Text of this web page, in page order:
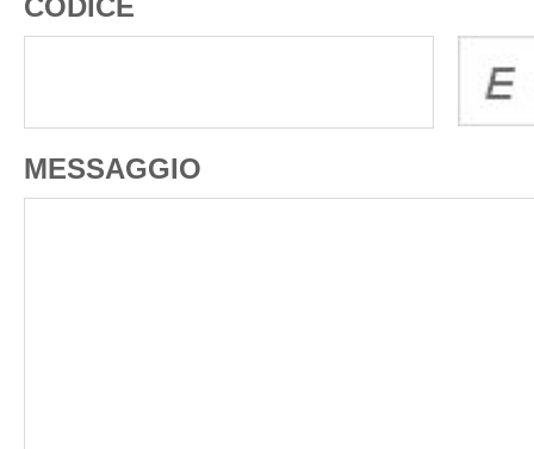
CODICE
MESSAGGIO